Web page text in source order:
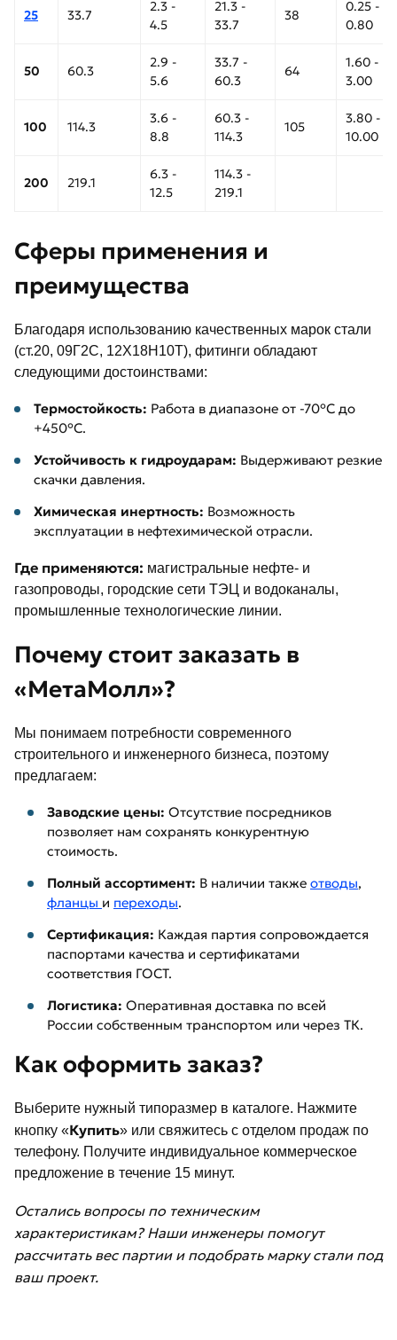
25 33.7
2.3 -
4.5
21.3 -
33.7
38
0.25 -
0.80
50 60.3
2.9 -
5.6
33.7 -
60.3
64
1.60 -
3.00
100 114.3
3.6 -
8.8
60.3 -
114.3
105
3.80 -
10.00
200 219.1
6.3 -
12.5
114.3 -
219.1
Сферы применения и
преимущества
Благодаря использованию качественных марок стали
(ст.20, 09Г2С, 12Х18Н10Т), фитинги обладают
следующими достоинствами:
Термостойкость: Работа в диапазоне от -70°C до
+450°C.
Устойчивость к гидроударам: Выдерживают резкие
скачки давления.
Химическая инертность: Возможность
эксплуатации в нефтехимической отрасли.
Где применяются: магистральные нефте- и
газопроводы, городские сети ТЭЦ и водоканалы,
промышленные технологические линии.
Почему стоит заказать в
«МетаМолл»?
Мы понимаем потребности современного
строительного и инженерного бизнеса, поэтому
предлагаем:
Заводские цены: Отсутствие посредников
позволяет нам сохранять конкурентную
стоимость.
Полный ассортимент: В наличии также отводы,
фланцы и переходы.
Сертификация: Каждая партия сопровождается
паспортами качества и сертификатами
соответствия ГОСТ.
Логистика: Оперативная доставка по всей
России собственным транспортом или через ТК.
Как оформить заказ?
Выберите нужный типоразмер в каталоге. Нажмите
кнопку «Купить» или свяжитесь с отделом продаж по
телефону. Получите индивидуальное коммерческое
предложение в течение 15 минут.
Остались вопросы по техническим
характеристикам? Наши инженеры помогут
рассчитать вес партии и подобрать марку стали под
ваш проект.